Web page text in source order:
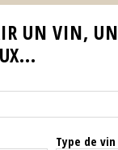
UN VIN, UN
Type de vin